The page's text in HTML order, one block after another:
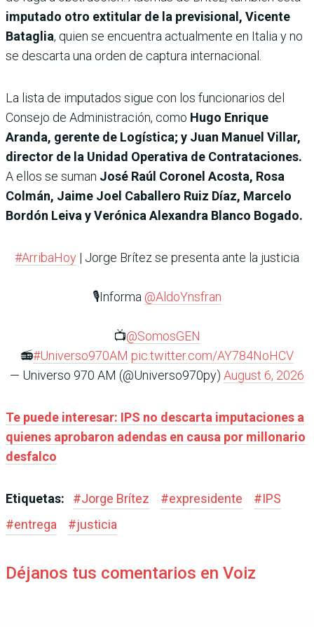
imputado otro extitular de la previsional, Vicente
Bataglia, quien se encuentra actualmente en Italia y no
se descarta una orden de captura internacional.
La lista de imputados sigue con los funcionarios del
Consejo de Administración, como Hugo Enrique
Aranda, gerente de Logística; y Juan Manuel Villar,
director de la Unidad Operativa de Contrataciones.
A ellos se suman José Raúl Coronel Acosta, Rosa
Colmán, Jaime Joel Caballero Ruiz Díaz, Marcelo
Bordón Leiva y Verónica Alexandra Blanco Bogado.
#ArribaHoy | Jorge Brítez se presenta ante la justicia
🎙️Informa @AldoYnsfran
📺@SomosGEN
📻#Universo970AM pic.twitter.com/AY784NoHCV
— Universo 970 AM (@Universo970py) August 6, 2026
Te puede interesar: IPS no descarta imputaciones a
quienes aprobaron adendas en causa por millonario
desfalco
Etiquetas: #Jorge Brítez #expresidente #IPS
#entrega #justicia
Déjanos tus comentarios en Voiz